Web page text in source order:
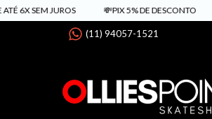
JUROS 💸PIX 5% DE DESCONTO
(11) 94057-1521